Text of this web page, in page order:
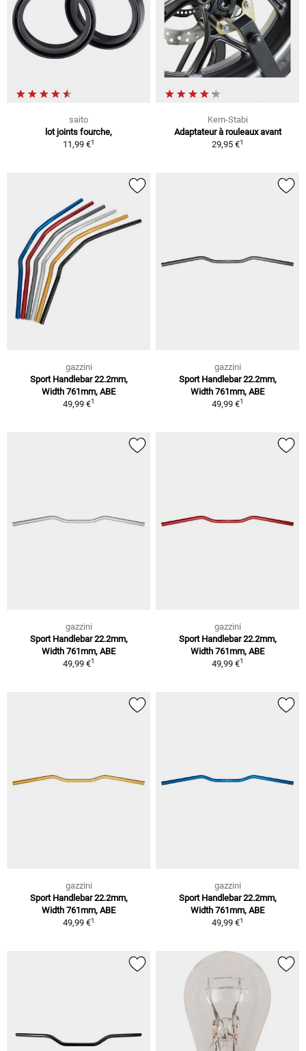
saito
lot joints fourche,
11,99 €1
Kern-Stabi
Adaptateur à rouleaux avant
29,95 €1
gazzini
Sport Handlebar 22.2mm,
Width 761mm, ABE
49,99 €1
gazzini
Sport Handlebar 22.2mm,
Width 761mm, ABE
49,99 €1
gazzini
Sport Handlebar 22.2mm,
Width 761mm, ABE
49,99 €1
gazzini
Sport Handlebar 22.2mm,
Width 761mm, ABE
49,99 €1
gazzini
Sport Handlebar 22.2mm,
Width 761mm, ABE
49,99 €1
gazzini
Sport Handlebar 22.2mm,
Width 761mm, ABE
49,99 €1